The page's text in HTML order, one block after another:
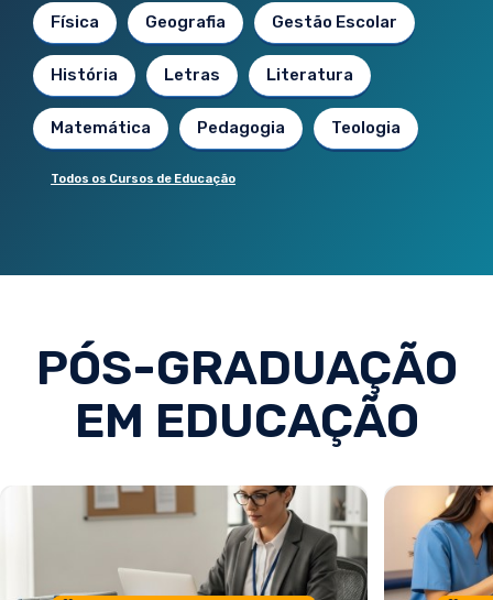
Física Geografia Gestão Escolar
História Letras Literatura
Matemática Pedagogia Teologia
Todos os Cursos de Educação
PÓS-GRADUAÇÃO
EM EDUCAÇÃO